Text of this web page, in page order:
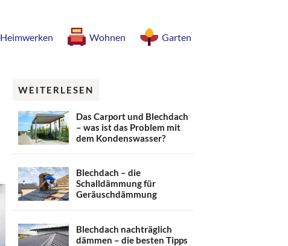
Heimwerken Wohnen Garten
WEITERLESEN
Das Carport und Blechdach
– was ist das Problem mit
dem Kondenswasser?
Blechdach – die
Schalldämmung für
Geräuschdämmung
Blechdach nachträglich
dämmen – die besten Tipps